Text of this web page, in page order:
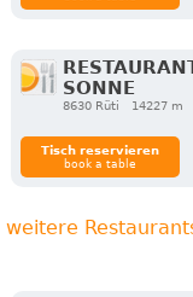
SONNE
8630 Rüti
14227 m
Tisch reservieren
book a table
weitere